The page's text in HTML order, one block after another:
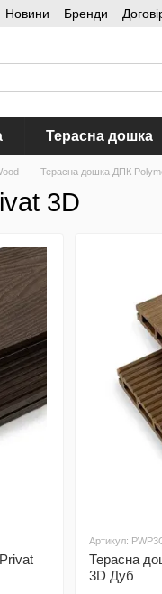
Новини Бренди
Терасна дошка
Терасна дошка ДПК
3D
Артикул:
Терасна
3D Дуб